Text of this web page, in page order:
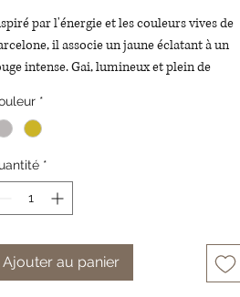
par l'énergie et les couleurs vives de
il associe un jaune éclatant à un
intense. Gai, lumineux et plein de
joie et style partout avec vous.
*
*
Ajouter au panier